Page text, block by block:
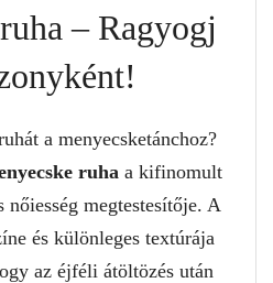
– Ragyogj
a menyecsketánchoz?
ruha a kifinomult
nőiesség megtestesítője. A
és különleges textúrája
az éjféli átöltözés után